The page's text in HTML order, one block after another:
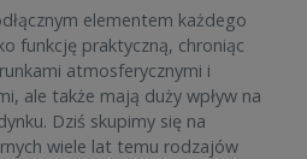
elementem każdego
funkcję praktyczną, chroniąc
atmosferycznymi i
ale także mają duży wpływ na
Dziś skupimy się na
wiele lat temu rodzajów